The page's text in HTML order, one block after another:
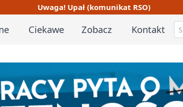
Uwaga! Upał (komunikat RSO)
Ciekawe Zobacz Kontakt